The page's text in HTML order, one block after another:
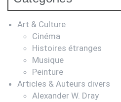
Art & Culture
Cinéma
Histoires étranges
Musique
Peinture
Articles & Auteurs divers
Alexander W. Dray